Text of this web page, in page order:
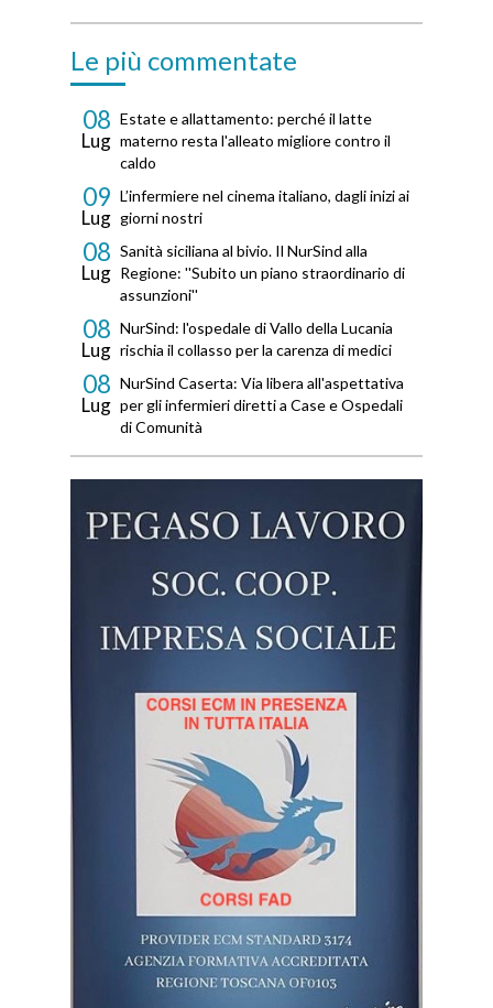
Le più commentate
08
Lug
Estate e allattamento: perché il latte
materno resta l'alleato migliore contro il
caldo
09
Lug
L’infermiere nel cinema italiano, dagli inizi ai
giorni nostri
08
Lug
Sanità siciliana al bivio. Il NurSind alla
Regione: ''Subito un piano straordinario di
assunzioni''
08
Lug
NurSind: l'ospedale di Vallo della Lucania
rischia il collasso per la carenza di medici
08
Lug
NurSind Caserta: Via libera all'aspettativa
per gli infermieri diretti a Case e Ospedali
di Comunità